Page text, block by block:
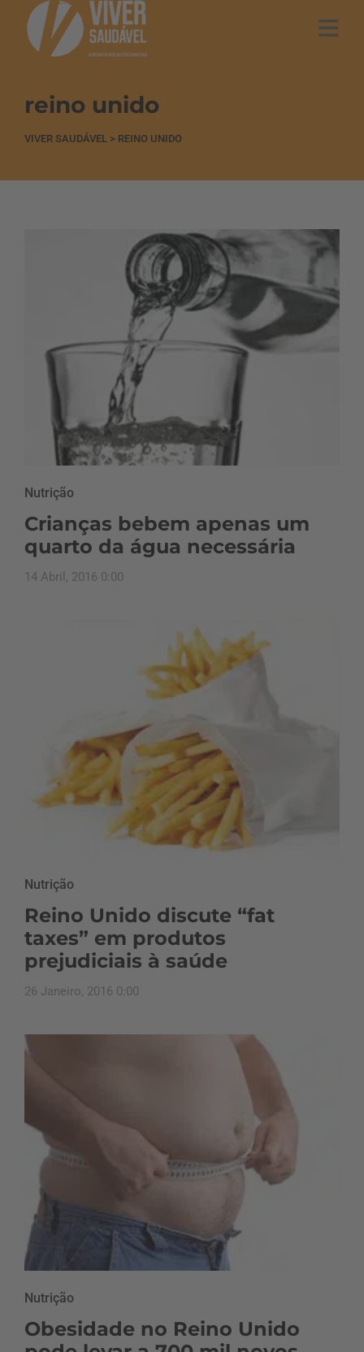
reino unido
VIVER SAUDÁVEL > REINO UNIDO
Nutrição
Crianças bebem apenas um
quarto da água necessária
14 Abril, 2016 0:00
Nutrição
Reino Unido discute “fat
taxes” em produtos
prejudiciais à saúde
26 Janeiro, 2016 0:00
Nutrição
Obesidade no Reino Unido